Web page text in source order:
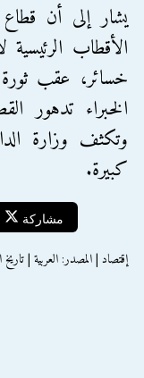
يشار إلى أن
الأقطاب
خسائر، عقب
الخبراء تدهور
وتكثف وزارة
كبيرة.
مشاركة
إقتصاد | المصدر: العربية | تاريخ النشر :